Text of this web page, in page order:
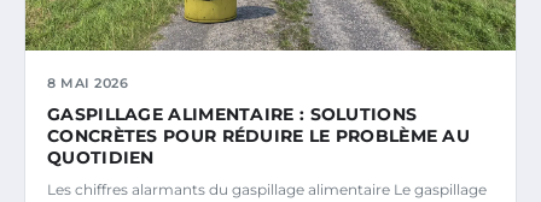
8 MAI 2026
GASPILLAGE ALIMENTAIRE : SOLUTIONS
CONCRÈTES POUR RÉDUIRE LE PROBLÈME AU
QUOTIDIEN
Les chiffres alarmants du gaspillage alimentaire Le gaspillage